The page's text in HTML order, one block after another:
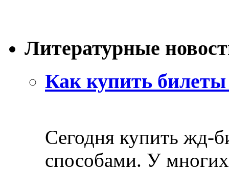
Литературные
Как купить билеты
Сегодня купить жд-
способами. У